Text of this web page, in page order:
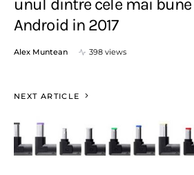
unul dintre cele mai
Android in 2017
Alex Muntean 398 views
NEXT ARTICLE